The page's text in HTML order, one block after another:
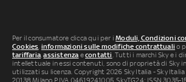
Per il consumatore clicca qui per iModuli, Condizioni
Cookies informazioni sulle modifiche contrattuali o
tariffaria ,assistenza econtatti . Tutti i marchi Sky e i
intellettuale in essi contenuti, sono di proprietà di Sky
utilizzati su licenza. Copyright 2026 Sky Italia - Sky Italia
20138 Milano P.IVA 04619241005. SkyTG24: ISSN 3035-